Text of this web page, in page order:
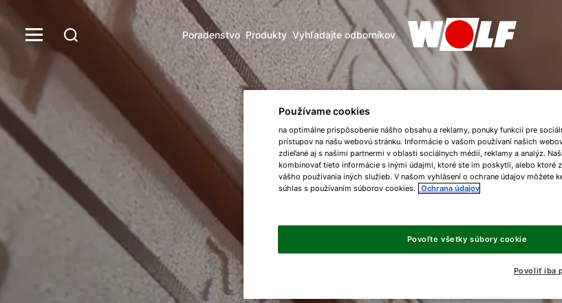
Poradenstvo Produkty Vyhľadajte odborníkov
Používame cookies
na optimálne prispôsobenie nášho obsahu a reklamy, ponuky funkcií pre
prístupov na našu webovú stránku. Informácie o vašom používaní našich
zdieľané aj s našimi partnermi v oblasti sociálnych médií, reklamy a analýz.
kombinovať tieto informácie s inými údajmi, ktoré ste im poskytli, alebo ktoré
vášho používania iných služieb. V našom vyhlásení o ochrane údajov môžete
súhlas s používaním súborov cookies. Ochrana údajov
Povoliť iba
Povoľte všetky súbory cookie